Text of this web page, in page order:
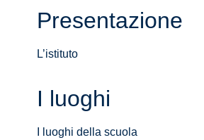
Presentazione
L’istituto
I luoghi
I luoghi della scuola